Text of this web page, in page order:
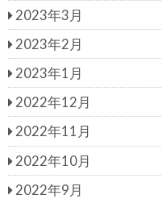
2023年3月
2023年2月
2023年1月
2022年12月
2022年11月
2022年10月
2022年9月